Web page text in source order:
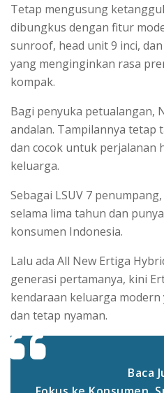
Tetap mengusung
dibungkus dengan fitur
sunroof, head unit 9 inci,
yang menginginkan rasa
kompak.
Bagi penyuka petualangan,
andalan. Tampilannya tetap
dan cocok untuk perjalanan
keluarga.
Sebagai LSUV 7
selama lima tahun dan
konsumen Indonesia.
Lalu ada All New Ertiga
generasi pertamanya, kini
kendaraan keluarga
dan tetap nyaman.
Baca